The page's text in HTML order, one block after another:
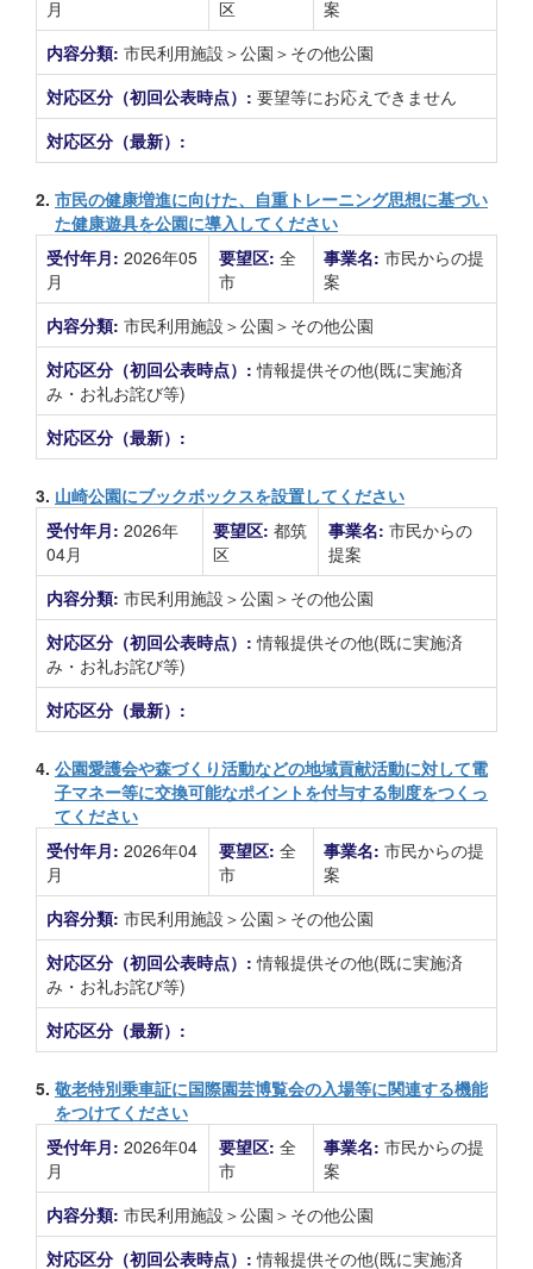
月
区
案
内容分類: 市民利用施設＞公園＞その他公園
対応区分（初回公表時点）: 要望等にお応えできません
対応区分（最新）:
2. 市民の健康増進に向けた、自重トレーニング思想に基づい
た健康遊具を公園に導入してください
受付年月: 2026年05
月
要望区: 全
市
事業名: 市民からの提
案
内容分類: 市民利用施設＞公園＞その他公園
対応区分（初回公表時点）:情報提供その他(既に実施済
み・お礼お詫び等)
対応区分（最新）:
3. 山崎公園にブックボックスを設置してください
受付年月: 2026年
04月
要望区: 都筑
区
事業名: 市民からの
提案
内容分類: 市民利用施設＞公園＞その他公園
対応区分（初回公表時点）:情報提供その他(既に実施済
み・お礼お詫び等)
対応区分（最新）:
4. 公園愛護会や森づくり活動などの地域貢献活動に対して電
子マネー等に交換可能なポイントを付与する制度をつくっ
てください
受付年月: 2026年04
月
要望区: 全
市
事業名: 市民からの提
案
内容分類: 市民利用施設＞公園＞その他公園
対応区分（初回公表時点）:情報提供その他(既に実施済
み・お礼お詫び等)
対応区分（最新）:
5. 敬老特別乗車証に国際園芸博覧会の入場等に関連する機能
をつけてください
受付年月: 2026年04
月
要望区: 全
市
事業名: 市民からの提
案
内容分類: 市民利用施設＞公園＞その他公園
対応区分（初回公表時点）:情報提供その他(既に実施済